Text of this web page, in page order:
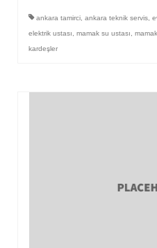
ankara tamirci ankara teknik servis
elektrik ustası
mamak su ustası
kardeşler